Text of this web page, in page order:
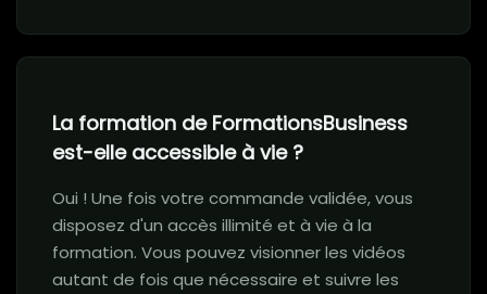
La formation de FormationsBusiness
est-elle accessible à vie ?
Oui ! Une fois votre commande validée, vous
disposez d'un accès illimité et à vie à la
formation. Vous pouvez visionner les vidéos
autant de fois que nécessaire et suivre les